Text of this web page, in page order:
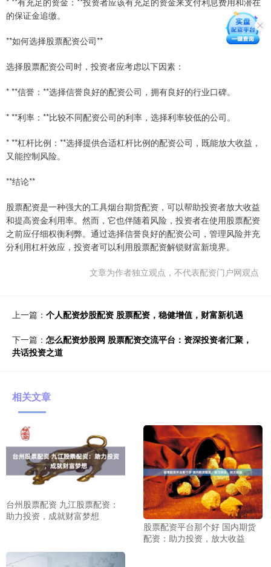
的保证金追缴。
**如何选择股票配资公司**
选择股票配资公司时，投资者应考虑以下因素：
* **信誉：**选择信誉良好的配资公司，拥有良好的行业口碑。
* **利率：**比较不同配资公司的利率，选择利率较低的公司。
* **杠杆比例：**选择提供合适杠杆比例的配资公司，既能放大收益，
又能控制风险。
**结论**
股票配资是一种强大的工具烟台期货配资，可以帮助投资者放大收益
和提高资金利用率。然而，它也伴随着风险，投资者在使用股票配资
之前应仔细权衡利弊。通过选择信誉良好的配资公司，管理风险并充
分利用杠杆效应，投资者可以利用股票配资解锁财富新境界。
文章为作者独立观点，不代表配资门户网观点
上一篇： 个人配资炒股配资 股票配资，稳健增值，财富新机遇
下一篇： 怎么配资炒股网 股票配资交流平台：资深投资者汇聚，
共话投资之道
相关文章
台州股票配资 九江股票配资：
助力投资，成就财富梦想
股票配资平台那个好 国内期货
配资：助力投资，放大收益